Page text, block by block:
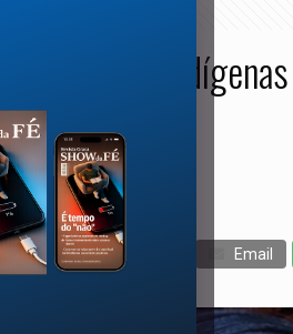
crianças
Messenger Email